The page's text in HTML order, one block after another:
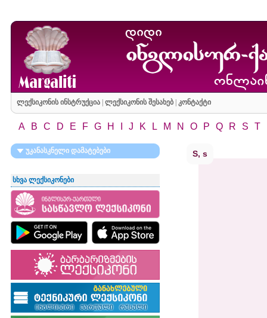
ლექსიკონის ინსტრუქცია| ლექსიკონის შესახებ| კონტაქტი
A B C D E F G H J K L M N O P Q R S T
უკანასკნელი დამატებები
სხვა ლექსიკონები
S, s